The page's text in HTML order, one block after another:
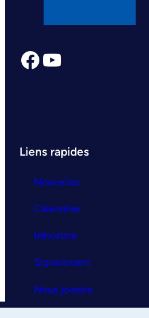
Facebook YouTube
Liens rapides
Nouvelles
Calendrier
Infolettre
Signalement
Nous joindre